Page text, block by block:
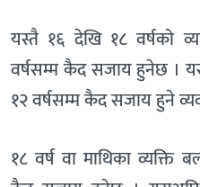
यस्तै १६ देखि १८ वर्षको
वर्षसम्म कैद सजाय हुनेछ ।
१२ वर्षसम्म कैद सजाय हुने
१८ वर्ष वा माथिका व्यक्ति